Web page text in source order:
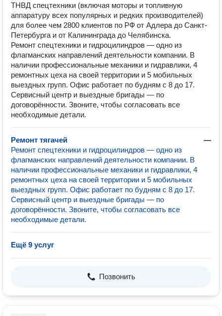
ТНВД спецтехники (включая моторы и топливную
аппаратуру всех популярных и редких производителей)
для более чем 2800 клиентов по РФ от Адлера до Санкт-
Петербурга и от Калининграда до Челябинска.
Ремонт спецтехники и гидроцилиндров — одно из
флагманских направлений деятельности компании. В
наличии профессиональные механики и гидравлики, 4
ремонтных цеха на своей территории и 5 мобильных
выездных групп. Офис работает по будням с 8 до 17.
Сервисный центр и выездные бригады — по
договорённости. Звоните, чтобы согласовать все
необходимые детали.
Ремонт тягачей
—
Ремонт спецтехники и гидроцилиндров — одно из
флагманских направлений деятельности компании. В
наличии профессиональные механики и гидравлики, 4
ремонтных цеха на своей территории и 5 мобильных
выездных групп. Офис работает по будням с 8 до 17.
Сервисный центр и выездные бригады — по
договорённости. Звоните, чтобы согласовать все
необходимые детали.
Ещё 9 услуг
Позвонить